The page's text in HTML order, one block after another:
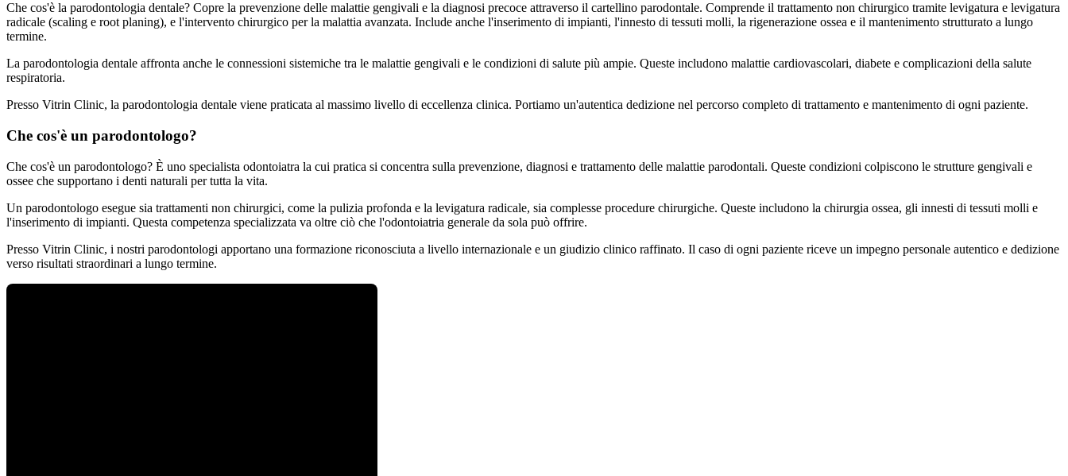
Che cos'è la parodontologia dentale? Copre la prevenzione delle malattie gengivali e la diagnosi precoce attraverso il cartellino parodontale. Comprende il trattamento non chirurgico tramite levigatura e levigatura
radicale (scaling e root planing), e l'intervento chirurgico per la malattia avanzata. Include anche l'inserimento di impianti, l'innesto di tessuti molli, la rigenerazione ossea e il mantenimento strutturato a lungo
termine.
La parodontologia dentale affronta anche le connessioni sistemiche tra le malattie gengivali e le condizioni di salute più ampie. Queste includono malattie cardiovascolari, diabete e complicazioni della salute
respiratoria.
Presso Vitrin Clinic, la parodontologia dentale viene praticata al massimo livello di eccellenza clinica. Portiamo un'autentica dedizione nel percorso completo di trattamento e mantenimento di ogni paziente.
Che cos'è un parodontologo?
Che cos'è un parodontologo? È uno specialista odontoiatra la cui pratica si concentra sulla prevenzione, diagnosi e trattamento delle malattie parodontali. Queste condizioni colpiscono le strutture gengivali e
ossee che supportano i denti naturali per tutta la vita.
Un parodontologo esegue sia trattamenti non chirurgici, come la pulizia profonda e la levigatura radicale, sia complesse procedure chirurgiche. Queste includono la chirurgia ossea, gli innesti di tessuti molli e
l'inserimento di impianti. Questa competenza specializzata va oltre ciò che l'odontoiatria generale da sola può offrire.
Presso Vitrin Clinic, i nostri parodontologi apportano una formazione riconosciuta a livello internazionale e un giudizio clinico raffinato. Il caso di ogni paziente riceve un impegno personale autentico e dedizione
verso risultati straordinari a lungo termine.